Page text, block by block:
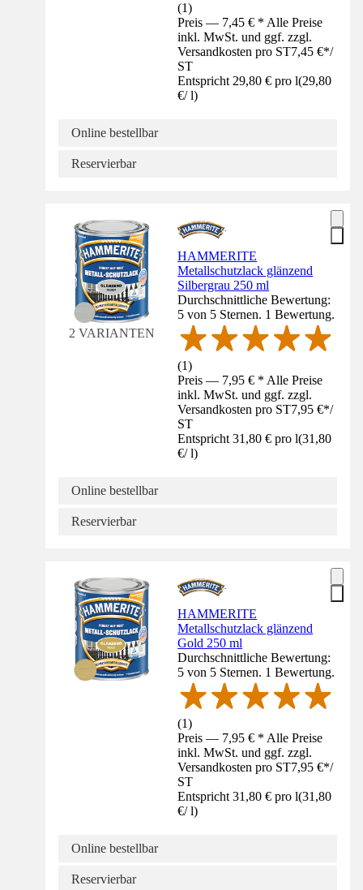
(1)
Preis — 7,45 € * Alle Preise
inkl. MwSt. und ggf. zzgl.
Versandkosten pro ST7,45 €*/
ST
Entspricht 29,80 € pro l(29,80
€/ l)
Online bestellbar
Reservierbar
2 VARIANTEN
HAMMERITE
Metallschutzlack glänzend
Silbergrau 250 ml
Durchschnittliche Bewertung:
5 von 5 Sternen. 1 Bewertung.
(1)
Preis — 7,95 € * Alle Preise
inkl. MwSt. und ggf. zzgl.
Versandkosten pro ST7,95 €*/
ST
Entspricht 31,80 € pro l(31,80
€/ l)
Online bestellbar
Reservierbar
HAMMERITE
Metallschutzlack glänzend
Gold 250 ml
Durchschnittliche Bewertung:
5 von 5 Sternen. 1 Bewertung.
(1)
Preis — 7,95 € * Alle Preise
inkl. MwSt. und ggf. zzgl.
Versandkosten pro ST7,95 €*/
ST
Entspricht 31,80 € pro l(31,80
€/ l)
Online bestellbar
Reservierbar